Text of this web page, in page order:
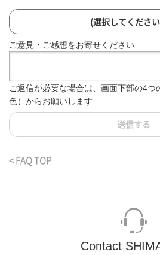
(選択してくださ
ご意見・ご感想をお寄せください
ご返信が必要な場合は、画面下部の4
色）からお願いします
送信する
< FAQ TOP
Contact